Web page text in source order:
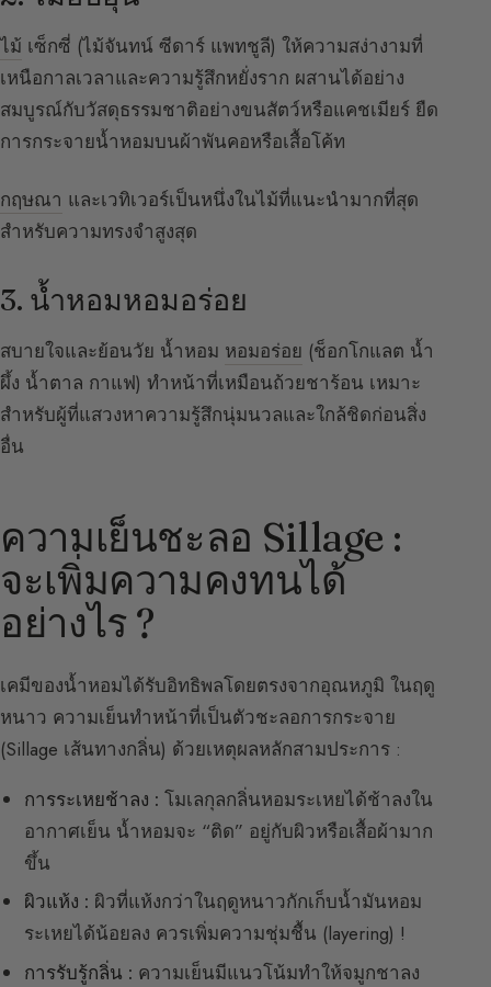
ไม้ เซ็กซี่ (ไม้จันทน์ ซีดาร์ แพทชูลี) ให้ความสง่างามที่
เหนือกาลเวลาและความรู้สึกหยั่งราก ผสานได้อย่าง
สมบูรณ์กับวัสดุธรรมชาติอย่างขนสัตว์หรือแคชเมียร์ ยืด
การกระจายน้ำหอมบนผ้าพันคอหรือเสื้อโค้ท
กฤษณา และเวทิเวอร์เป็นหนึ่งในไม้ที่แนะนำมากที่สุด
สำหรับความทรงจำสูงสุด
3. น้ำหอมหอมอร่อย
สบายใจและย้อนวัย น้ำหอม หอมอร่อย (ช็อกโกแลต น้ำ
ผึ้ง น้ำตาล กาแฟ) ทำหน้าที่เหมือนถ้วยชาร้อน เหมาะ
สำหรับผู้ที่แสวงหาความรู้สึกนุ่มนวลและใกล้ชิดก่อนสิ่ง
อื่น
ความเย็นชะลอ Sillage :
จะเพิ่มความคงทนได้
อย่างไร ?
เคมีของน้ำหอมได้รับอิทธิพลโดยตรงจากอุณหภูมิ ในฤดู
หนาว ความเย็นทำหน้าที่เป็นตัวชะลอการกระจาย
(Sillage เส้นทางกลิ่น) ด้วยเหตุผลหลักสามประการ :
การระเหยช้าลง : โมเลกุลกลิ่นหอมระเหยได้ช้าลงใน
อากาศเย็น น้ำหอมจะ “ติด” อยู่กับผิวหรือเสื้อผ้ามาก
ขึ้น
ผิวแห้ง : ผิวที่แห้งกว่าในฤดูหนาวกักเก็บน้ำมันหอม
ระเหยได้น้อยลง ควรเพิ่มความชุ่มชื้น (layering) !
การรับรู้กลิ่น : ความเย็นมีแนวโน้มทำให้จมูกชาลง